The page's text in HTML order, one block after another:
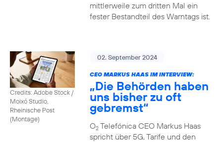
mittlerweile zum dritten Mal ein
fester Bestandteil des Warntags ist.
Credits: Adobe Stock /
Moixó Studio,
Rheinische Post
(Montage)
02. September 2024
CEO MARKUS HAAS IM INTERVIEW:
„Die Behörden haben
uns bisher zu oft
gebremst“
O2Telefónica CEO Markus Haas
spricht über 5G, Tarife und den